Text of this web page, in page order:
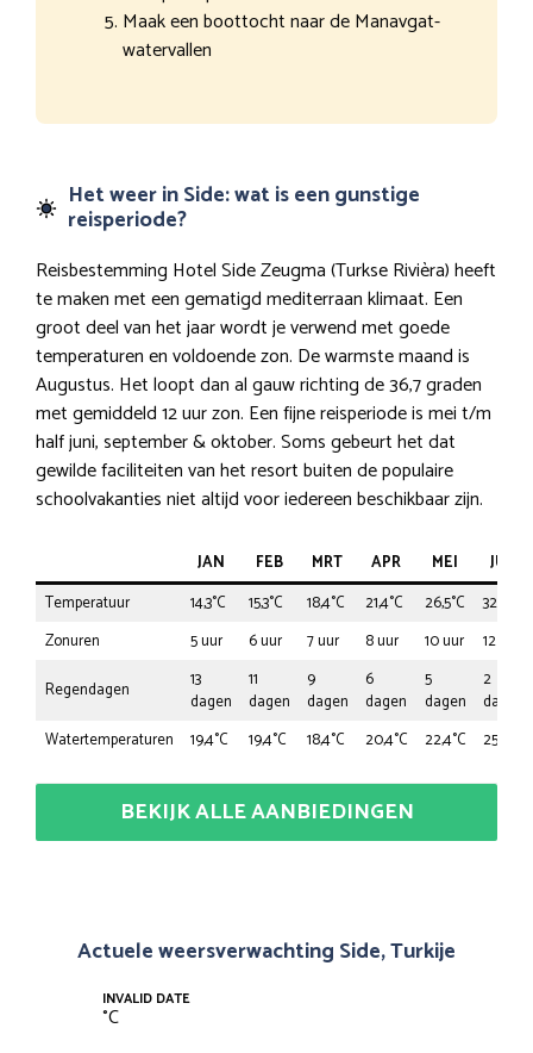
Maak een boottocht naar de Manavgat-
watervallen
Het weer in Side: wat is een gunstige
reisperiode?
Reisbestemming Hotel Side Zeugma (Turkse Rivièra) heeft
te maken met een gematigd mediterraan klimaat. Een
groot deel van het jaar wordt je verwend met goede
temperaturen en voldoende zon. De warmste maand is
Augustus. Het loopt dan al gauw richting de 36,7 graden
met gemiddeld 12 uur zon. Een fijne reisperiode is mei t/m
half juni, september & oktober. Soms gebeurt het dat
gewilde faciliteiten van het resort buiten de populaire
schoolvakanties niet altijd voor iedereen beschikbaar zijn.
JAN FEB MRT APR MEI
JUN
Temperatuur
14,3°C 15,3°C 18,4°C 21,4°C 26,5°C
32,6°C
Zonuren
5 uur 6 uur 7 uur 8 uur 10 uur
12 uur
Regendagen
13
dagen
11
dagen
9
dagen
6
dagen
5
dagen
2
dagen
Watertemperaturen
19,4°C 19,4°C 18,4°C 20,4°C 22,4°C 25,5°C
BEKIJK ALLE AANBIEDINGEN
Actuele weersverwachting Side, Turkije
INVALID DATE
°C